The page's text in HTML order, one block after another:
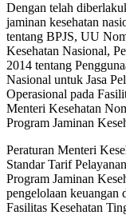
Dengan telah
jaminan kesehatan
tentang BPJS, UU
Kesehatan Nasional,
2014 tentang
Nasional untuk Jasa
Operasional pada
Menteri Kesehatan
Program Jaminan
Peraturan Menteri
Standar Tarif
Program Jaminan
pengelolaan keuangan
Fasilitas Kesehatan